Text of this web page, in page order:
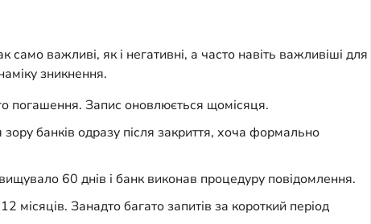
важливі, як і негативні, а часто навіть важливіші для
зникнення.
погашення. Запис оновлюється щомісяця.
банків одразу після закриття, хоча формально
60 днів і банк виконав процедуру повідомлення.
Занадто багато запитів за короткий період